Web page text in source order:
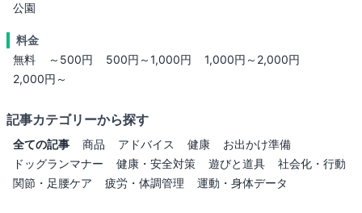
公園
料金
無料
～500円 500円～1,000円
1,000円～2,000円
2,000円～
記事カテゴリーから探す
全ての記事 商品 アドバイス 健康
お出かけ準備
ドッグランマナー
健康・安全対策 遊びと道具
社会化・行動
関節・足腰ケア
疲労・体調管理 運動・身体データ